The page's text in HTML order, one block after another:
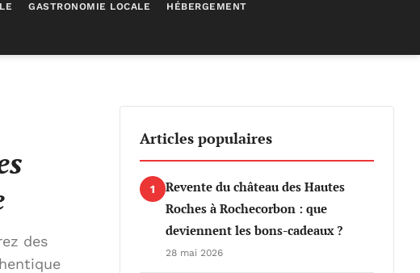
GASTRONOMIE LOCALE HÉBERGEMENT
des
Articles populaires
1
Revente du château des Hautes
Roches à Rochecorbon : que
deviennent les bons-cadeaux ?
28 mai 2026